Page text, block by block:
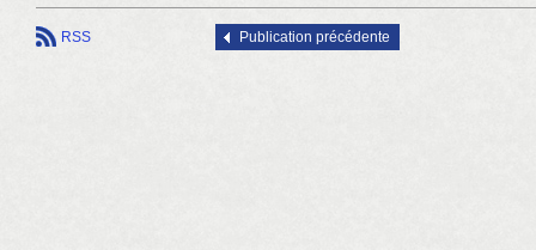
RSS Publication précédente